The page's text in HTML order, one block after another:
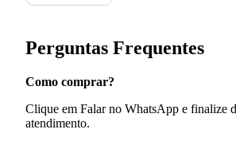
Perguntas Frequentes
Como comprar?
Clique em Falar no WhatsApp e finalize
atendimento.